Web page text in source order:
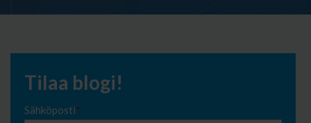
Tilaa blogi!
Sähköposti*